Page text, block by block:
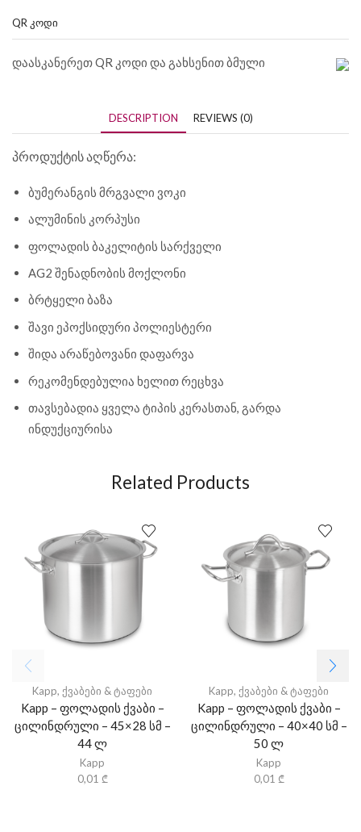
QR ᲙᲝᲓᲘ
დაასკანერეთ QR კოდი და გახსენით ბმული
DESCRIPTION REVIEWS (0)
პროდუქტის აღწერა:
ბუმერანგის მრგვალი ვოკი
ალუმინის კორპუსი
ფოლადის ბაკელიტის სარქველი
AG2 შენადნობის მოქლონი
ბრტყელი ბაზა
შავი ეპოქსიდური პოლიესტერი
შიდა არაწებოვანი დაფარვა
რეკომენდებულია ხელით რეცხვა
თავსებადია ყველა ტიპის კერასთან, გარდა
ინდუქციურისა
Related Products
Kapp, ქვაბები & ტაფები
Kapp – ფოლადის ქვაბი –
ცილინდრული – 45×28 სმ –
44 ლ
Kapp
0,01 ₾
Kapp, ქვაბები & ტაფები
Kapp – ფოლადის ქვაბი –
ცილინდრული – 40×40 სმ –
50 ლ
Kapp
0,01 ₾